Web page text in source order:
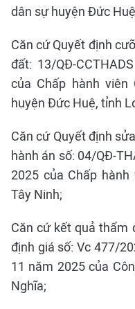
dân sự huyện Đức
Căn cứ Quyết định
đất: 13/QĐ-
của Chấp hành
huyện Đức Huệ, tỉnh
Căn cứ Quyết định
hành án số: 04/QĐ-
2025 của Chấp
Tây Ninh;
Căn cứ kết quả thẩm
định giá số: Vc 477/
11 năm 2025 của
Nghĩa;